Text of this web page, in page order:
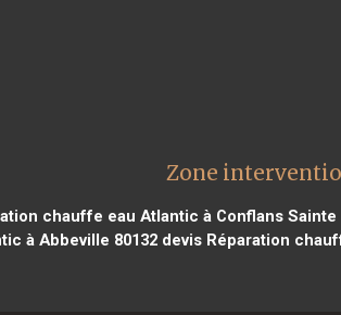
Zone
chauffe eau Atlantic à Conflans Sainte
à Abbeville 80132devis Réparation